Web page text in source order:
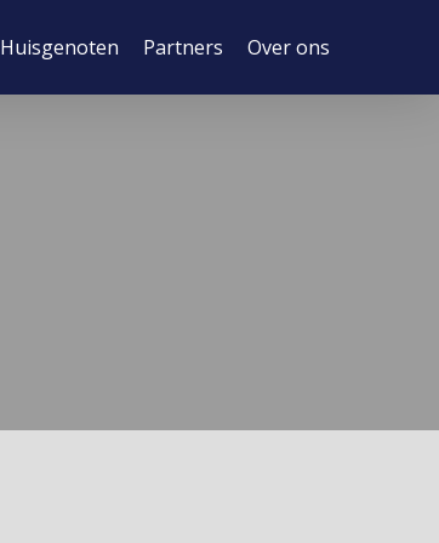
Huisgenoten Partners Over ons